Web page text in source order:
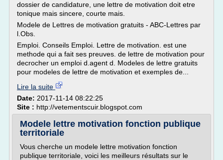
dossier de candidature, une lettre de motivation doit etre
tonique mais sincere, courte mais.
Modele de Lettres de motivation gratuits - ABC-Lettres par
l.Obs.
Emploi. Conseils Emploi. Lettre de motivation. est une
methode qui a fait ses preuves. de lettre de motivation pour
decrocher un emploi d.agent d. Modeles de lettre gratuits
pour modeles de lettre de motivation et exemples de...
Lire la suite
Date: 2017-11-14 08:22:25
Site : http://vetementscuir.blogspot.com
Modele lettre motivation fonction publique
territoriale
Vous cherche un modele lettre motivation fonction
publique territoriale, voici les meilleurs résultats sur le